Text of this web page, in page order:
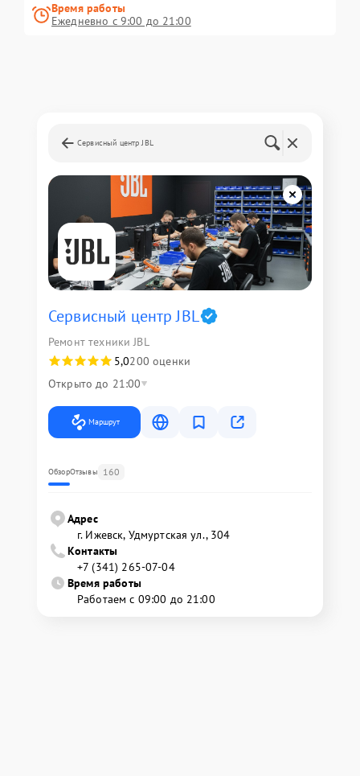
Время работы
Ежедневно с 9:00 до 21:00
Сервисный центр JBL
Сервисный центр JBL
Ремонт техники JBL
5,0200 оценки
Открыто до 21:00
Маршрут
ОбзорОтзывы 160
Адрес
г. Ижевск, Удмуртская ул., 304
Контакты
+7 (341) 265-07-04
Время работы
Работаем с 09:00 до 21:00